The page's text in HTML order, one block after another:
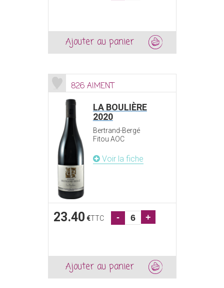
Ajouter au panier
826 AIMENT
LA BOULIÈRE
2020
Bertrand-Bergé
Fitou AOC
Voir la fiche
23.40 €TTC - +
Ajouter au panier